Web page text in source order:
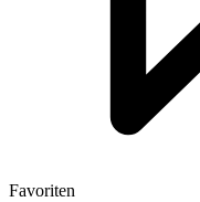
Favoriten